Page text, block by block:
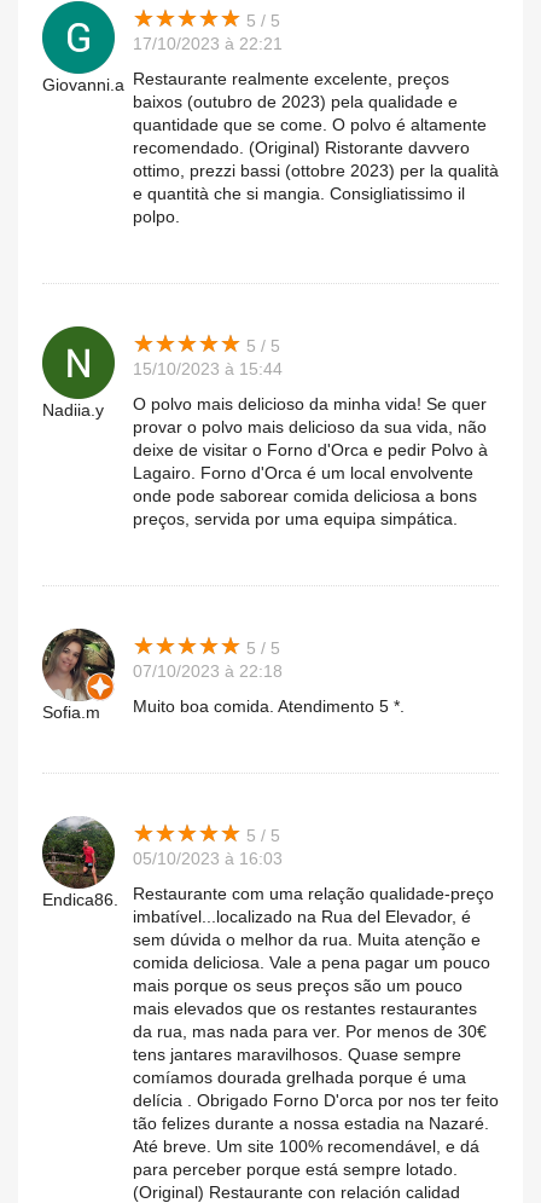
Giovanni.a
★★★★★
★★★★★ 5 / 5
17/10/2023 à 22:21
Restaurante realmente excelente, preços
baixos (outubro de 2023) pela qualidade e
quantidade que se come. O polvo é altamente
recomendado. (Original) Ristorante davvero
ottimo, prezzi bassi (ottobre 2023) per la qualità
e quantità che si mangia. Consigliatissimo il
polpo.
Nadiia.y
★★★★★
★★★★★ 5 / 5
15/10/2023 à 15:44
O polvo mais delicioso da minha vida! Se quer
provar o polvo mais delicioso da sua vida, não
deixe de visitar o Forno d'Orca e pedir Polvo à
Lagairo. Forno d'Orca é um local envolvente
onde pode saborear comida deliciosa a bons
preços, servida por uma equipa simpática.
Sofia.m
★★★★★
★★★★★ 5 / 5
07/10/2023 à 22:18
Muito boa comida. Atendimento 5 *.
Endica86.
★★★★★
★★★★★ 5 / 5
05/10/2023 à 16:03
Restaurante com uma relação qualidade-preço
imbatível...localizado na Rua del Elevador, é
sem dúvida o melhor da rua. Muita atenção e
comida deliciosa. Vale a pena pagar um pouco
mais porque os seus preços são um pouco
mais elevados que os restantes restaurantes
da rua, mas nada para ver. Por menos de 30€
tens jantares maravilhosos. Quase sempre
comíamos dourada grelhada porque é uma
delícia . Obrigado Forno D'orca por nos ter feito
tão felizes durante a nossa estadia na Nazaré.
Até breve. Um site 100% recomendável, e dá
para perceber porque está sempre lotado.
(Original) Restaurante con relación calidad